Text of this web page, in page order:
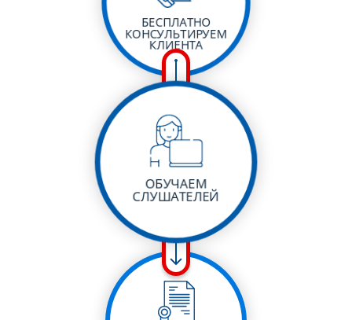
БЕСПЛАТНО
КОНСУЛЬТИРУЕМ
КЛИЕНТА
ОБУЧАЕМ
СЛУШАТЕЛЕЙ